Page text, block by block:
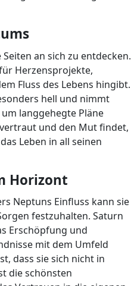
an sich zu entdecken.
Herzensprojekte,
Fluss des Lebens hingibt.
hell und nimmt
langgehegte Pläne
und den Mut findet,
Leben in all seinen
Horizont
Neptuns Einfluss kann sie
festzuhalten. Saturn
Erschöpfung und
mit dem Umfeld
dass sie sich nicht in
die schönsten